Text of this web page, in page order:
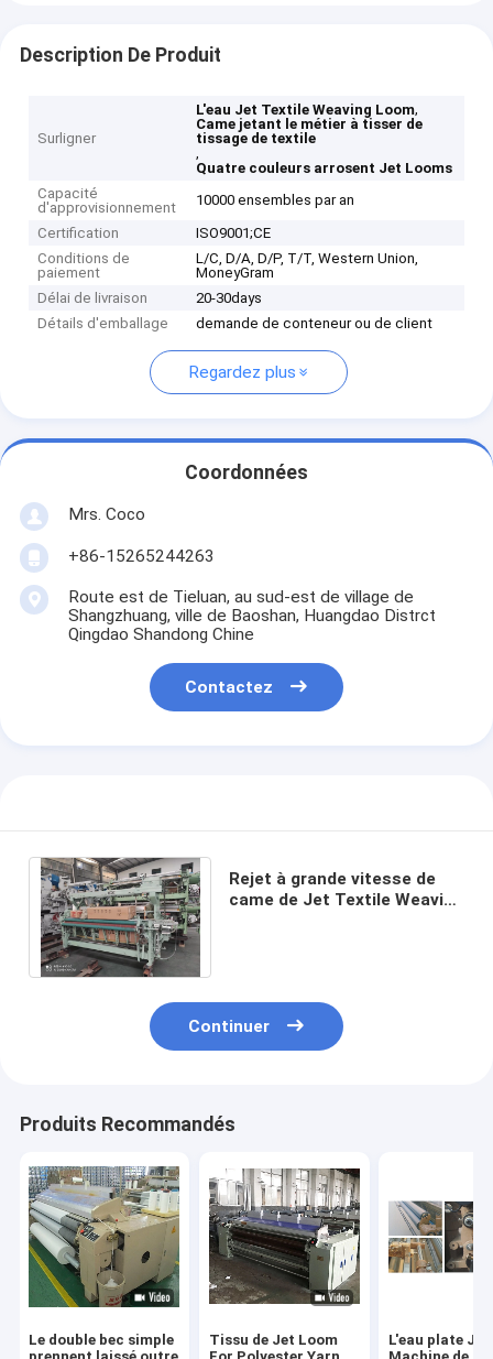
Description De Produit
Surligner
L'eau Jet Textile Weaving Loom,
Came jetant le métier à tisser de
tissage de textile
,
Quatre couleurs arrosent Jet Looms
Capacité
d'approvisionnement
10000 ensembles par an
Certification
ISO9001;CE
Conditions de
paiement
L/C, D/A, D/P, T/T, Western Union,
MoneyGram
Délai de livraison
20-30days
Détails d'emballage
demande de conteneur ou de client
Regardez plus
Coordonnées
Mrs. Coco
+86-15265244263
Route est de Tieluan, au sud-est de village de
Shangzhuang, ville de Baoshan, Huangdao Distrct
Qingdao Shandong Chine
Contactez
Rejet à grande vitesse de
came de Jet Textile Weaving
Continuer
Produits Recommandés
Le double bec simple
Tissu de Jet Loom
L'eau plate